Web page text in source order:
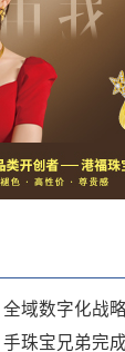
全域数字化战
手珠宝兄弟完